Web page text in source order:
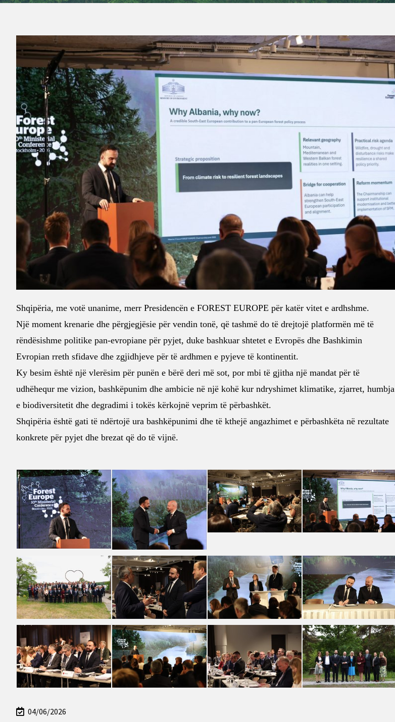
Shqipëria, me votë unanime, merr Presidencën e FOREST EUROPE për katër vitet e ardhshme.
Një moment krenarie dhe përgjegjësie për vendin tonë, që tashmë do të drejtojë platformën më të
rëndësishme politike pan-evropiane për pyjet, duke bashkuar shtetet e Evropës dhe Bashkimin
Evropian rreth sfidave dhe zgjidhjeve për të ardhmen e pyjeve të kontinentit.
Ky besim është një vlerësim për punën e bërë deri më sot, por mbi të gjitha një mandat për të
udhëhequr me vizion, bashkëpunim dhe ambicie në një kohë kur ndryshimet klimatike, zjarret, humbja
e biodiversitetit dhe degradimi i tokës kërkojnë veprim të përbashkët.
Shqipëria është gati të ndërtojë ura bashkëpunimi dhe të kthejë angazhimet e përbashkëta në rezultate
konkrete për pyjet dhe brezat që do të vijnë.
04/06/2026